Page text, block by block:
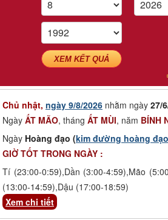
XEM KẾT QUẢ
Chủ nhật, ngày 9/8/2026 nhằm ngày 27/
Ngày ẤT MÃO, tháng ẤT MÙI, năm BÍNH
Ngày Hoàng đạo (kim đường hoàng đạo
GIỜ TỐT TRONG NGÀY :
Tí (23:00-0:59),Dần (3:00-4:59),Mão
(13:00-14:59),Dậu (17:00-18:59)
Xem chi tiết